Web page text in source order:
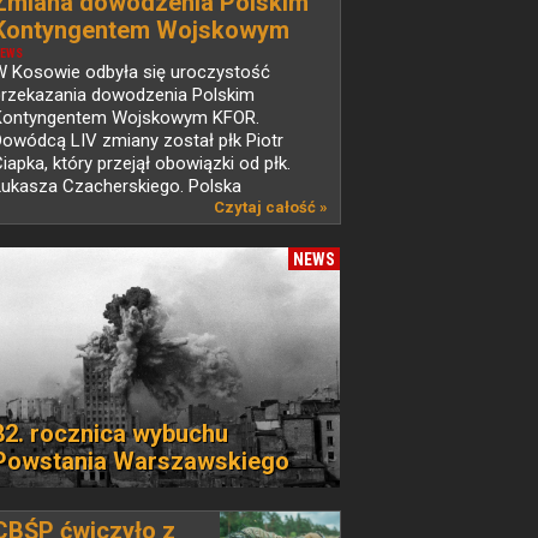
Wojskowym
w Kosowie
Kosowie odbyła się uroczystość
dowodzenia Polskim
Wojskowym KFOR.
LIV zmiany został płk Piotr
który przejął obowiązki od płk.
Czacherskiego. Polska
Czytaj całość »
NEWS
rocznica wybuchu
Warszawskiego
ćwiczyło z